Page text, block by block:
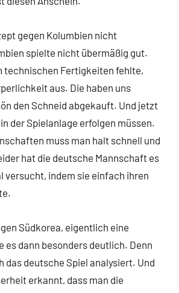
gegen Kolumbien nicht
spielte nicht übermäßig gut.
technischen Fertigkeiten fehlte,
aus. Die haben uns
den Schneid abgekauft. Und jetzt
der Spielanlage erfolgen müssen.
muss man halt schnell und
hat die deutsche Mannschaft es
versucht, indem sie einfach ihren
Südkorea, eigentlich eine
es dann besonders deutlich. Denn
das deutsche Spiel analysiert. Und
erkannt, dass man die